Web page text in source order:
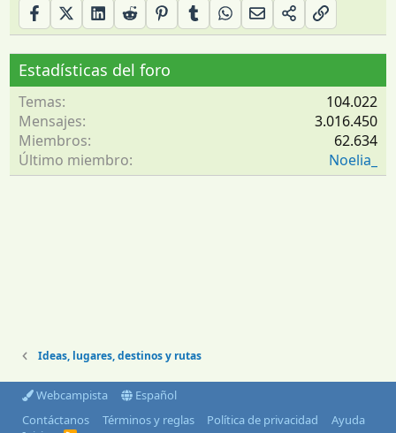
Estadísticas del foro
Temas
104.022
Mensajes
3.016.450
Miembros
62.634
Último miembro
Noelia_
Ideas, lugares, destinos y rutas
Webcampista
Español
Contáctanos
Términos y reglas Política de privacidad
Ayuda